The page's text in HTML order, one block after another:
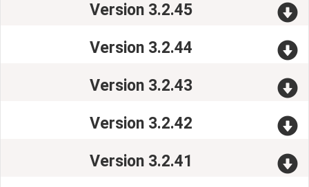
Version 3.2.45
Version 3.2.44
Version 3.2.43
Version 3.2.42
Version 3.2.41